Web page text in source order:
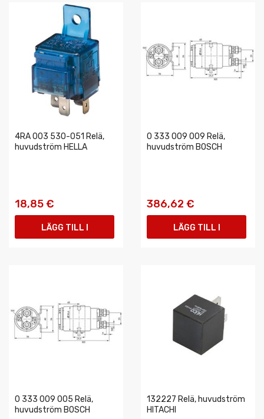
4RA 003 530-051 Relä,
huvudström HELLA
18,85 €
LÄGG TILL I
0 333 009 009 Relä,
huvudström BOSCH
386,62 €
LÄGG TILL I
0 333 009 005 Relä,
huvudström BOSCH
132227 Relä, huvudström
HITACHI